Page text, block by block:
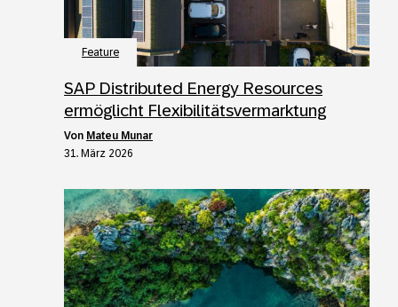
Feature
SAP Distributed Energy Resources
ermöglicht Flexibilitätsvermarktung
von Mateu Munar
31. März 2026